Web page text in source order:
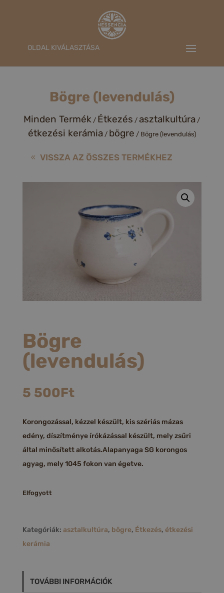
OLDAL KIVÁLASZTÁSA
Bögre (levendulás)
Minden Termék / Étkezés /asztalkultúra /
étkezési kerámia / bögre / Bögre (levendulás)
VISSZA AZ ÖSSZES TERMÉKHEZ
Bögre
(levendulás)
5 500Ft
Korongozással, kézzel készült, kis szériás mázas
edény, díszítménye írókázással készült, mely zsűri
által minősített alkotás.Alapanyaga SG korongos
agyag, mely 1045 fokon van égetve.
Elfogyott
Kategóriák: asztalkultúra, bögre, Étkezés, étkezési
kerámia
TOVÁBBI INFORMÁCIÓK